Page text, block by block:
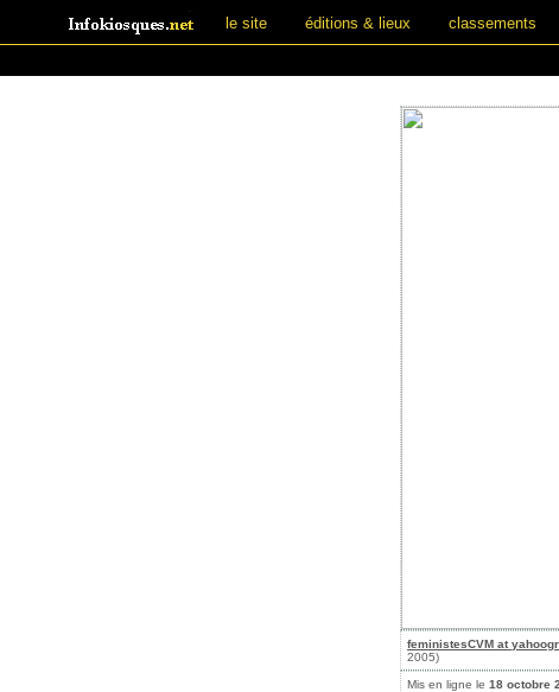
le site éditions & lieux classements
feministesCVM at
2005)
Mis en ligne le 18 octobre